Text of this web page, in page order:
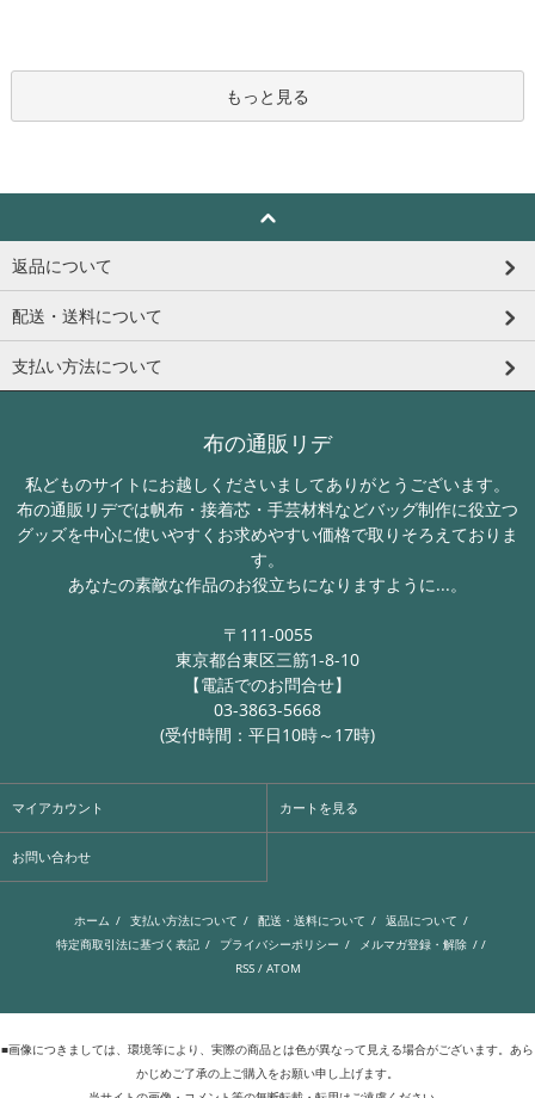
もっと見る
返品について
配送・送料について
支払い方法について
布の通販リデ
私どものサイトにお越しくださいましてありがとうございます。
布の通販リデでは帆布・接着芯・手芸材料などバッグ制作に役立つ
グッズを中心に使いやすくお求めやすい価格で取りそろえておりま
す。
あなたの素敵な作品のお役立ちになりますように...。
〒111-0055
東京都台東区三筋1-8-10
【電話でのお問合せ】
03-3863-5668
(受付時間：平日10時～17時)
マイアカウント カートを見る
お問い合わせ
ホーム / 支払い方法について / 配送・送料について / 返品について /
特定商取引法に基づく表記 / プライバシーポリシー / メルマガ登録・解除 / /
RSS/ ATOM
■画像につきましては、環境等により、実際の商品とは色が異なって見える場合がございます。あら
かじめご了承の上ご購入をお願い申し上げます。